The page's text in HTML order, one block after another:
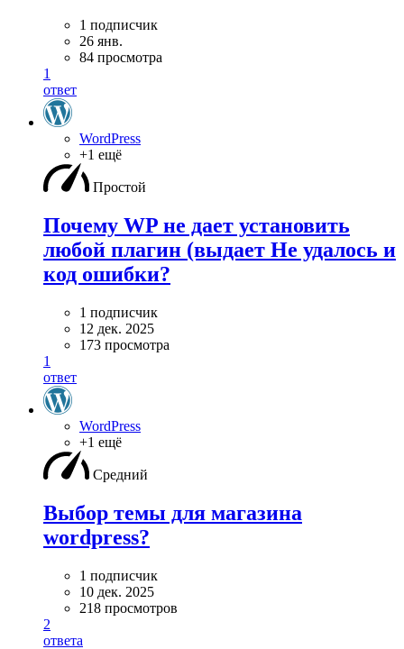
1 подписчик
26 янв.
84 просмотра
1
ответ
WordPress
+1 ещё
Простой
Почему WP не дает установить
любой плагин (выдает Не удалось и
код ошибки?
1 подписчик
12 дек. 2025
173 просмотра
1
ответ
WordPress
+1 ещё
Средний
Выбор темы для магазина
wordpress?
1 подписчик
10 дек. 2025
218 просмотров
2
ответа